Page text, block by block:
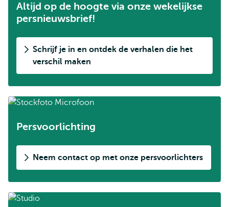
Altijd op de hoogte via onze wekelijkse
persnieuwsbrief!
Schrijf je in en ontdek de verhalen die het
verschil maken
Persvoorlichting
Neem contact op met onze persvoorlichters